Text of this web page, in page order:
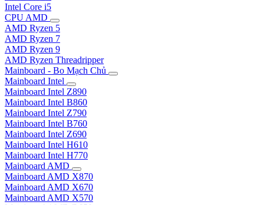
Intel Core i5
CPU AMD
AMD Ryzen 5
AMD Ryzen 7
AMD Ryzen 9
AMD Ryzen Threadripper
Mainboard - Bo Mạch Chủ
Mainboard Intel
Mainboard Intel Z890
Mainboard Intel B860
Mainboard Intel Z790
Mainboard Intel B760
Mainboard Intel Z690
Mainboard Intel H610
Mainboard Intel H770
Mainboard AMD
Mainboard AMD X870
Mainboard AMD X670
Mainboard AMD X570